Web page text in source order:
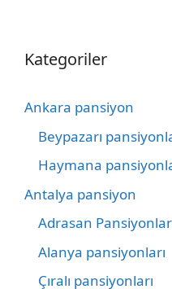
Kategoriler
Ankara pansiyon
Beypazarı
Haymana
Antalya pansiyon
Adrasan
Alanya pansiyonları
Çıralı pansiyonları